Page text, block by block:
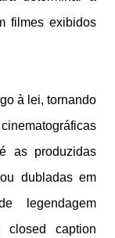
filmes exibidos
à lei, tornando
as produzidas
dubladas em
legendagem
closed caption